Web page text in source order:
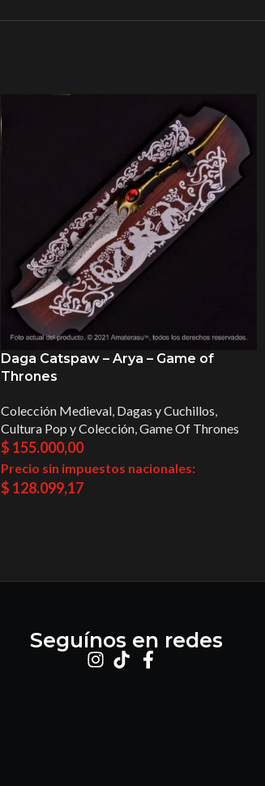
Daga Catspaw – Arya – Game of
Thrones
Colección Medieval, Dagas y Cuchillos,
Cultura Pop y Colección,Game Of Thrones
$ 155.000,00
Precio sin impuestos nacionales:
$ 128.099,17
Seguínos en redes